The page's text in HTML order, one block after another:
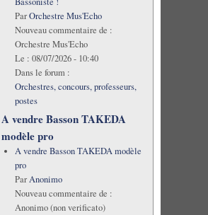
ParOrchestre Mus'Echo
Nouveau commentaire de :
Orchestre Mus'Echo
Le : 08/07/2026 - 10:40
Dans le forum :
Orchestres, concours, professeurs,
postes
A vendre Basson TAKEDA
modèle pro
A vendre Basson TAKEDA modèle
pro
ParAnonimo
Nouveau commentaire de :
Anonimo (non verificato)